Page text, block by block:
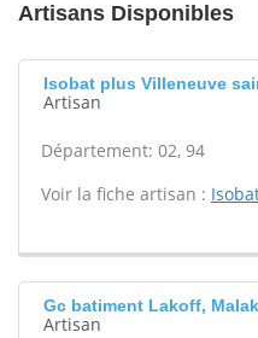
Artisans Disponibles
Isobat plus Villeneuve
Artisan
Département: 02, 94
Voir la fiche artisan :
Gc batiment Lakoff,
Artisan